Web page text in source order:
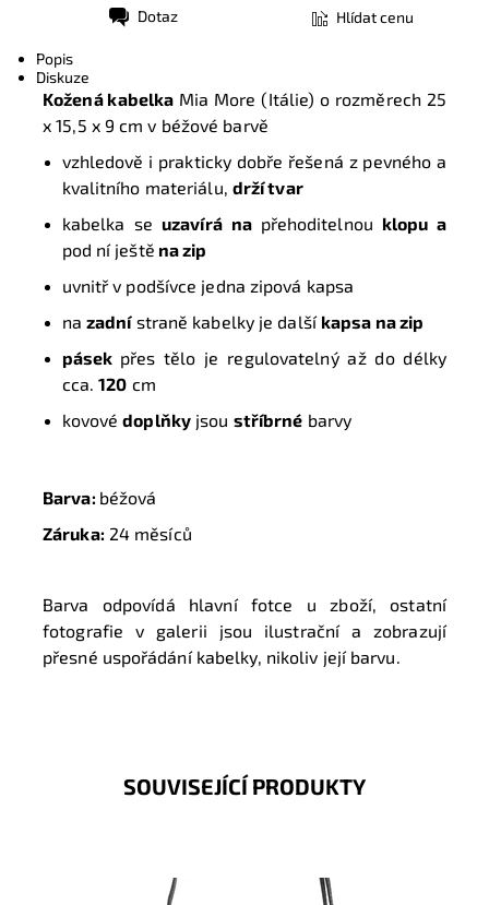
Dotaz Hlídat cenu
Popis
Diskuze
Kožená kabelka Mia More (Itálie) o rozměrech 25
x 15,5 x 9 cm v béžové barvě
vzhledově i prakticky dobře řešená z pevného a
kvalitního materiálu, drží tvar
kabelka se uzavírá na přehoditelnou klopu a
pod ní ještě na zip
uvnitř v podšívce jedna zipová kapsa
na zadnístraně kabelky je další kapsa na zip
pásek přes tělo je regulovatelný až do délky
cca.120 cm
kovovédoplňky jsou stříbrné barvy
Barva: béžová
Záruka:24 měsíců
Barva odpovídá hlavní fotce u zboží, ostatní
fotografie v galerii jsou ilustrační a zobrazují
přesné uspořádání kabelky, nikoliv její barvu.
SOUVISEJÍCÍ PRODUKTY